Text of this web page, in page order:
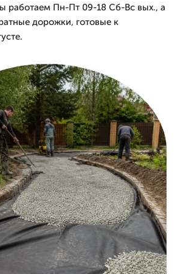
работаем Пн-Пт 09-18 Сб-Вс вых., а
дорожки, готовые к